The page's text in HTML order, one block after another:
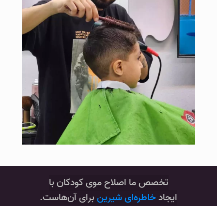
‌تخصص ما اصلاح موی کودکان با
ایجادخاطره‌ای شیرینبرای آن‌هاست.